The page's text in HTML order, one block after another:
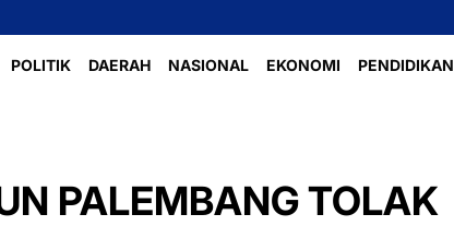
POLITIK DAERAH NASIONAL EKONOMI PENDIDIKAN
PALEMBANG TOLAK